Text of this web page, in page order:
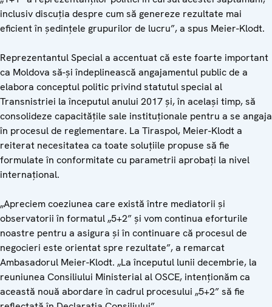
inclusiv discuția despre cum să genereze rezultate mai
eficient în ședințele grupurilor de lucru”, a spus Meier-Klodt.
Reprezentantul Special a accentuat că este foarte important
ca Moldova să-și îndeplinească angajamentul public de a
elabora conceptul politic privind statutul special al
Transnistriei la începutul anului 2017 și, în același timp, să
consolideze capacitățile sale instituționale pentru a se angaja
în procesul de reglementare. La Tiraspol, Meier-Klodt a
reiterat necesitatea ca toate soluțiile propuse să fie
formulate în conformitate cu parametrii aprobați la nivel
internațional.
„Apreciem coeziunea care există între mediatorii și
observatorii în formatul „5+2” și vom continua eforturile
noastre pentru a asigura și în continuare că procesul de
negocieri este orientat spre rezultate”, a remarcat
Ambasadorul Meier-Klodt. „La începutul lunii decembrie, la
reuniunea Consiliului Ministerial al OSCE, intenționăm ca
această nouă abordare în cadrul procesului „5+2” să fie